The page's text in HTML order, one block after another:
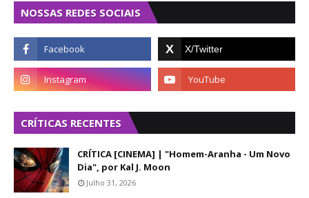
NOSSAS REDES SOCIAIS
CRÍTICAS RECENTES
CRÍTICA [CINEMA] | "Homem-Aranha - Um Novo
Dia", por Kal J. Moon
Julho 31, 2026